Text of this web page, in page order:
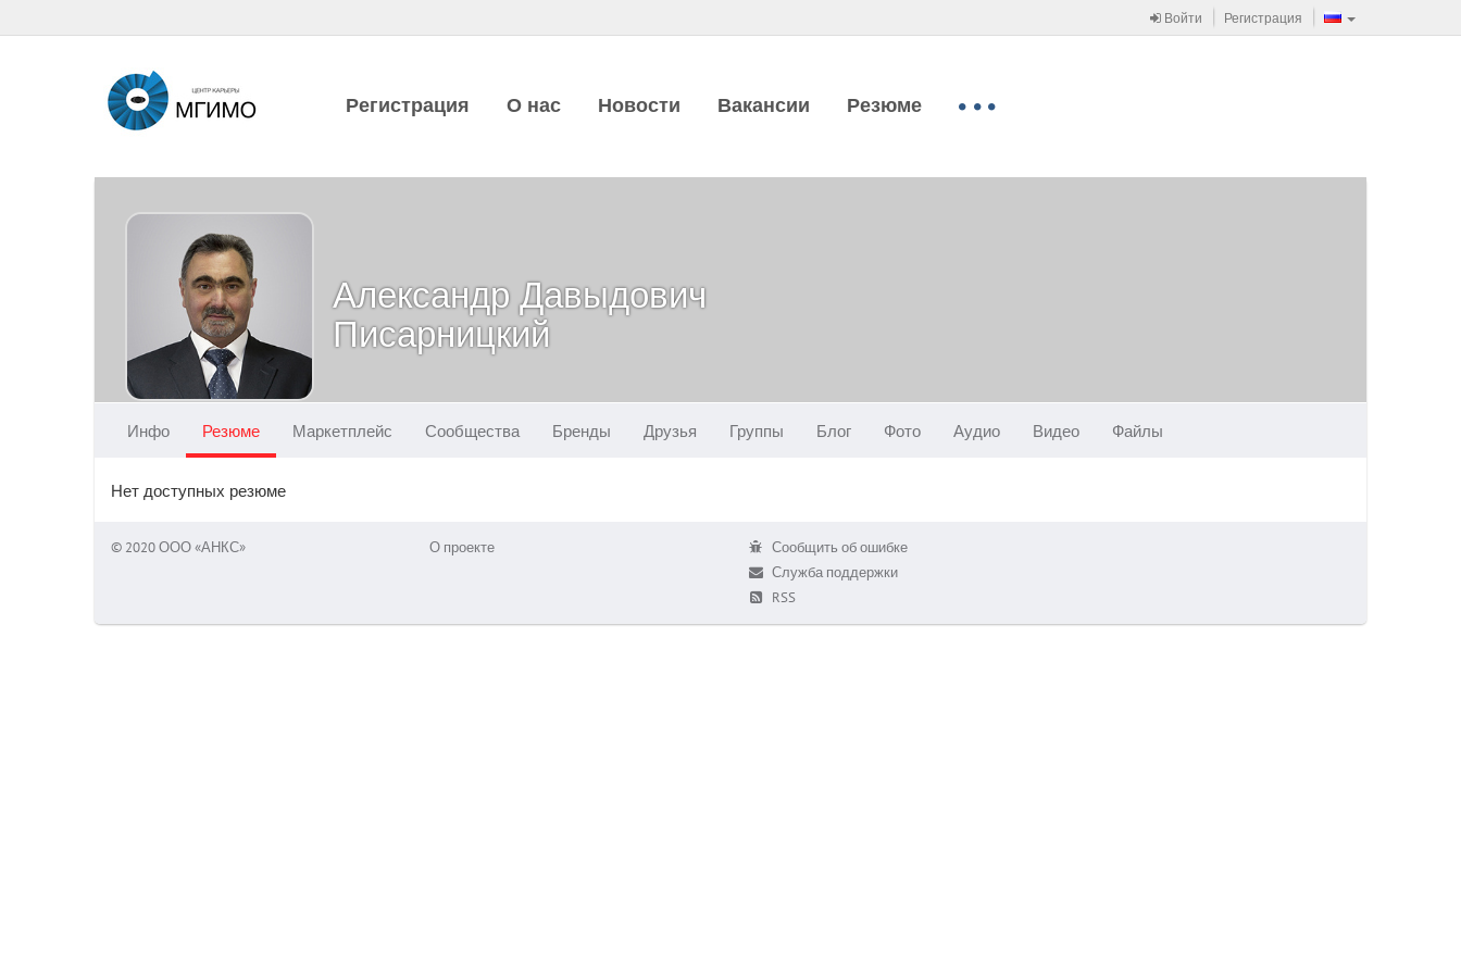
Войти Регистрация
Регистрация О нас Новости Вакансии Резюме
Александр Давыдович
Писарницкий
Инфо Резюме Маркетплейс Сообщества Бренды Друзья Группы Блог Фото Аудио Видео Файлы
Нет доступных резюме
© 2020 ООО «АНКС» О проекте
Сообщить об ошибке
Служба поддержки
RSS